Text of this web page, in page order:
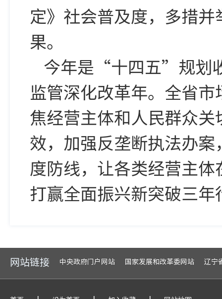
定》社会普及度，多措
果。
今年是“十四五”规划
监管深化改革年。全省
焦经营主体和人民群众
效，加强反垄断执法办
度防线，让各类经营主
打赢全面振兴新突破三
网站链接 中央政府门户网站 国家发展和改革委网站 辽宁